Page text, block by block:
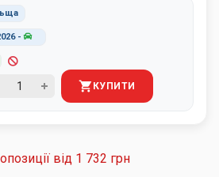
-
КУПИТИ
Ще 4 пропозиції від 1 732 грн